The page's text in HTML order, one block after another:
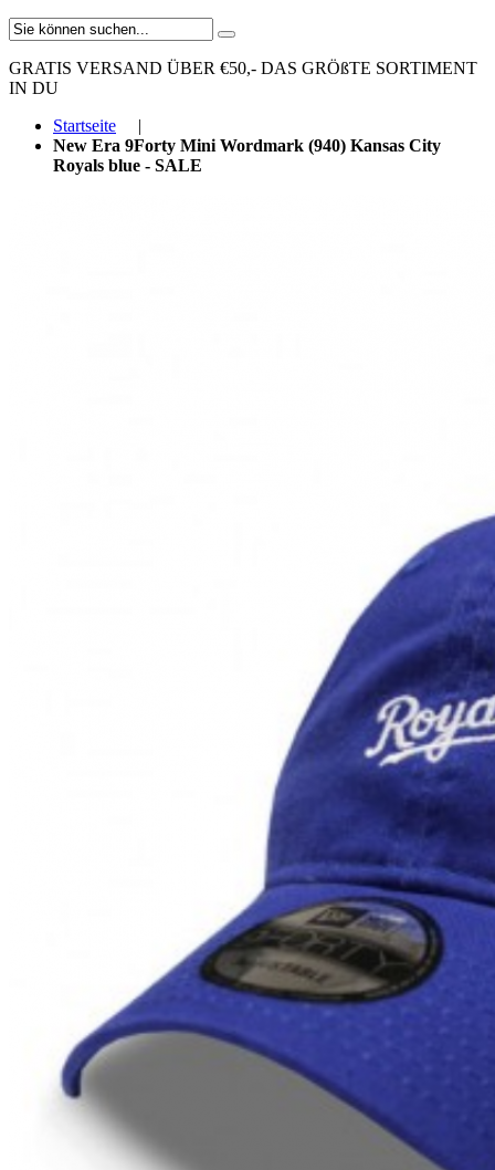
GRATIS VERSAND ÜBER €50,- DAS GRÖßTE SORTIMENT
IN DU
Startseite
|
New Era 9Forty Mini Wordmark (940) Kansas City
Royals blue - SALE